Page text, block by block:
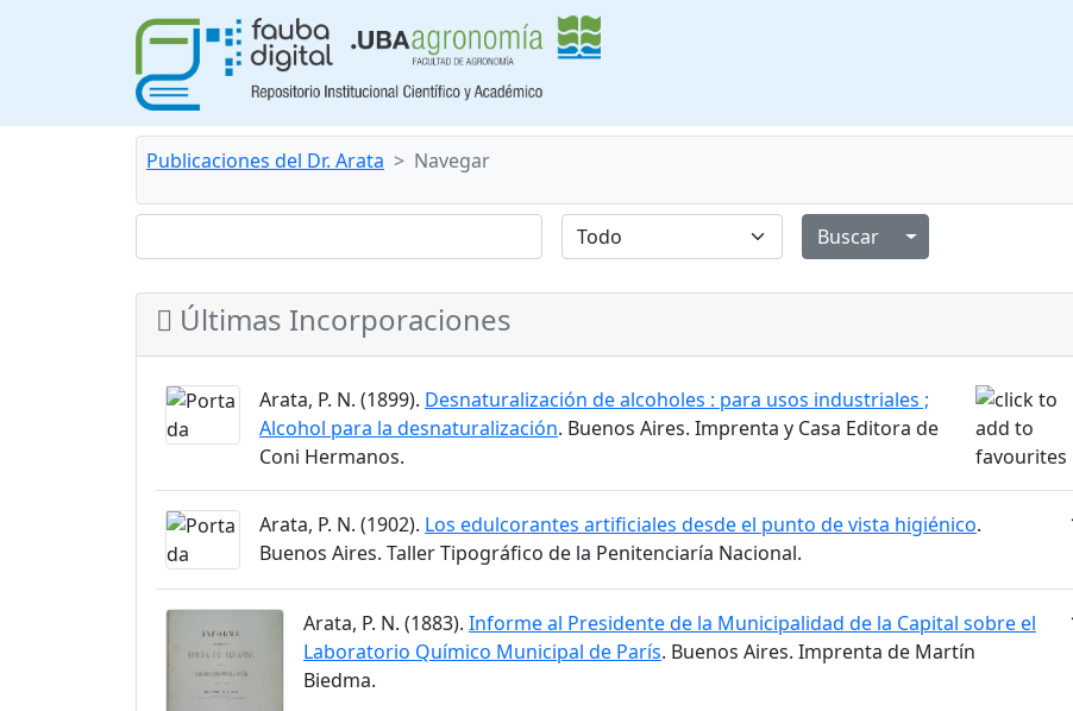
Publicaciones del Dr. Arata Navegar
Alternar menú
Últimas Incorporaciones
Arata, P. N. (1899). Desnaturalización de alcoholes : para usos industriales ;
Alcohol para la desnaturalización. Buenos Aires. Imprenta y Casa Editora de
Coni Hermanos.
Arata, P. N. (1902). Los edulcorantes artificiales desde el punto de vista higiénico.
Buenos Aires. Taller Tipográfico de la Penitenciaría Nacional.
Arata, P. N. (1883). Informe al Presidente de la Municipalidad de la Capital sobre el
Laboratorio Químico Municipal de París. Buenos Aires. Imprenta de Martín
Biedma.